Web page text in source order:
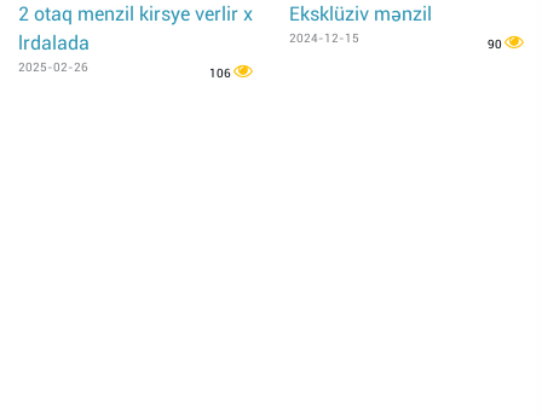
2 otaq menzil kirsye verlir x
lrdalada
2025-02-26 106
Eksklüziv mənzil
2024-12-15 90